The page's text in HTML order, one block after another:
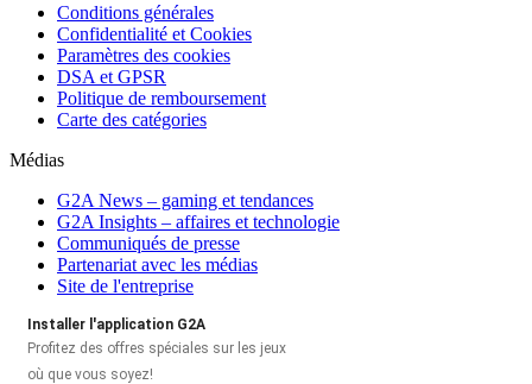
Conditions générales
Confidentialité et Cookies
Paramètres des cookies
DSA et GPSR
Politique de remboursement
Carte des catégories
Médias
G2A News – gaming et tendances
G2A Insights – affaires et technologie
Communiqués de presse
Partenariat avec les médias
Site de l'entreprise
Installer l'application G2A
Profitez des offres spéciales sur les jeux
où que vous soyez!